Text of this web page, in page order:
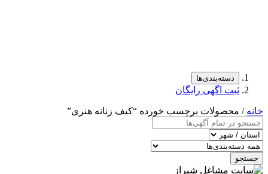
دسته‌بندی‌ها
ثبت اگهی رایگان
خانه / محصولات برچسب خورده “کیف زنانه هنری”
جستجو